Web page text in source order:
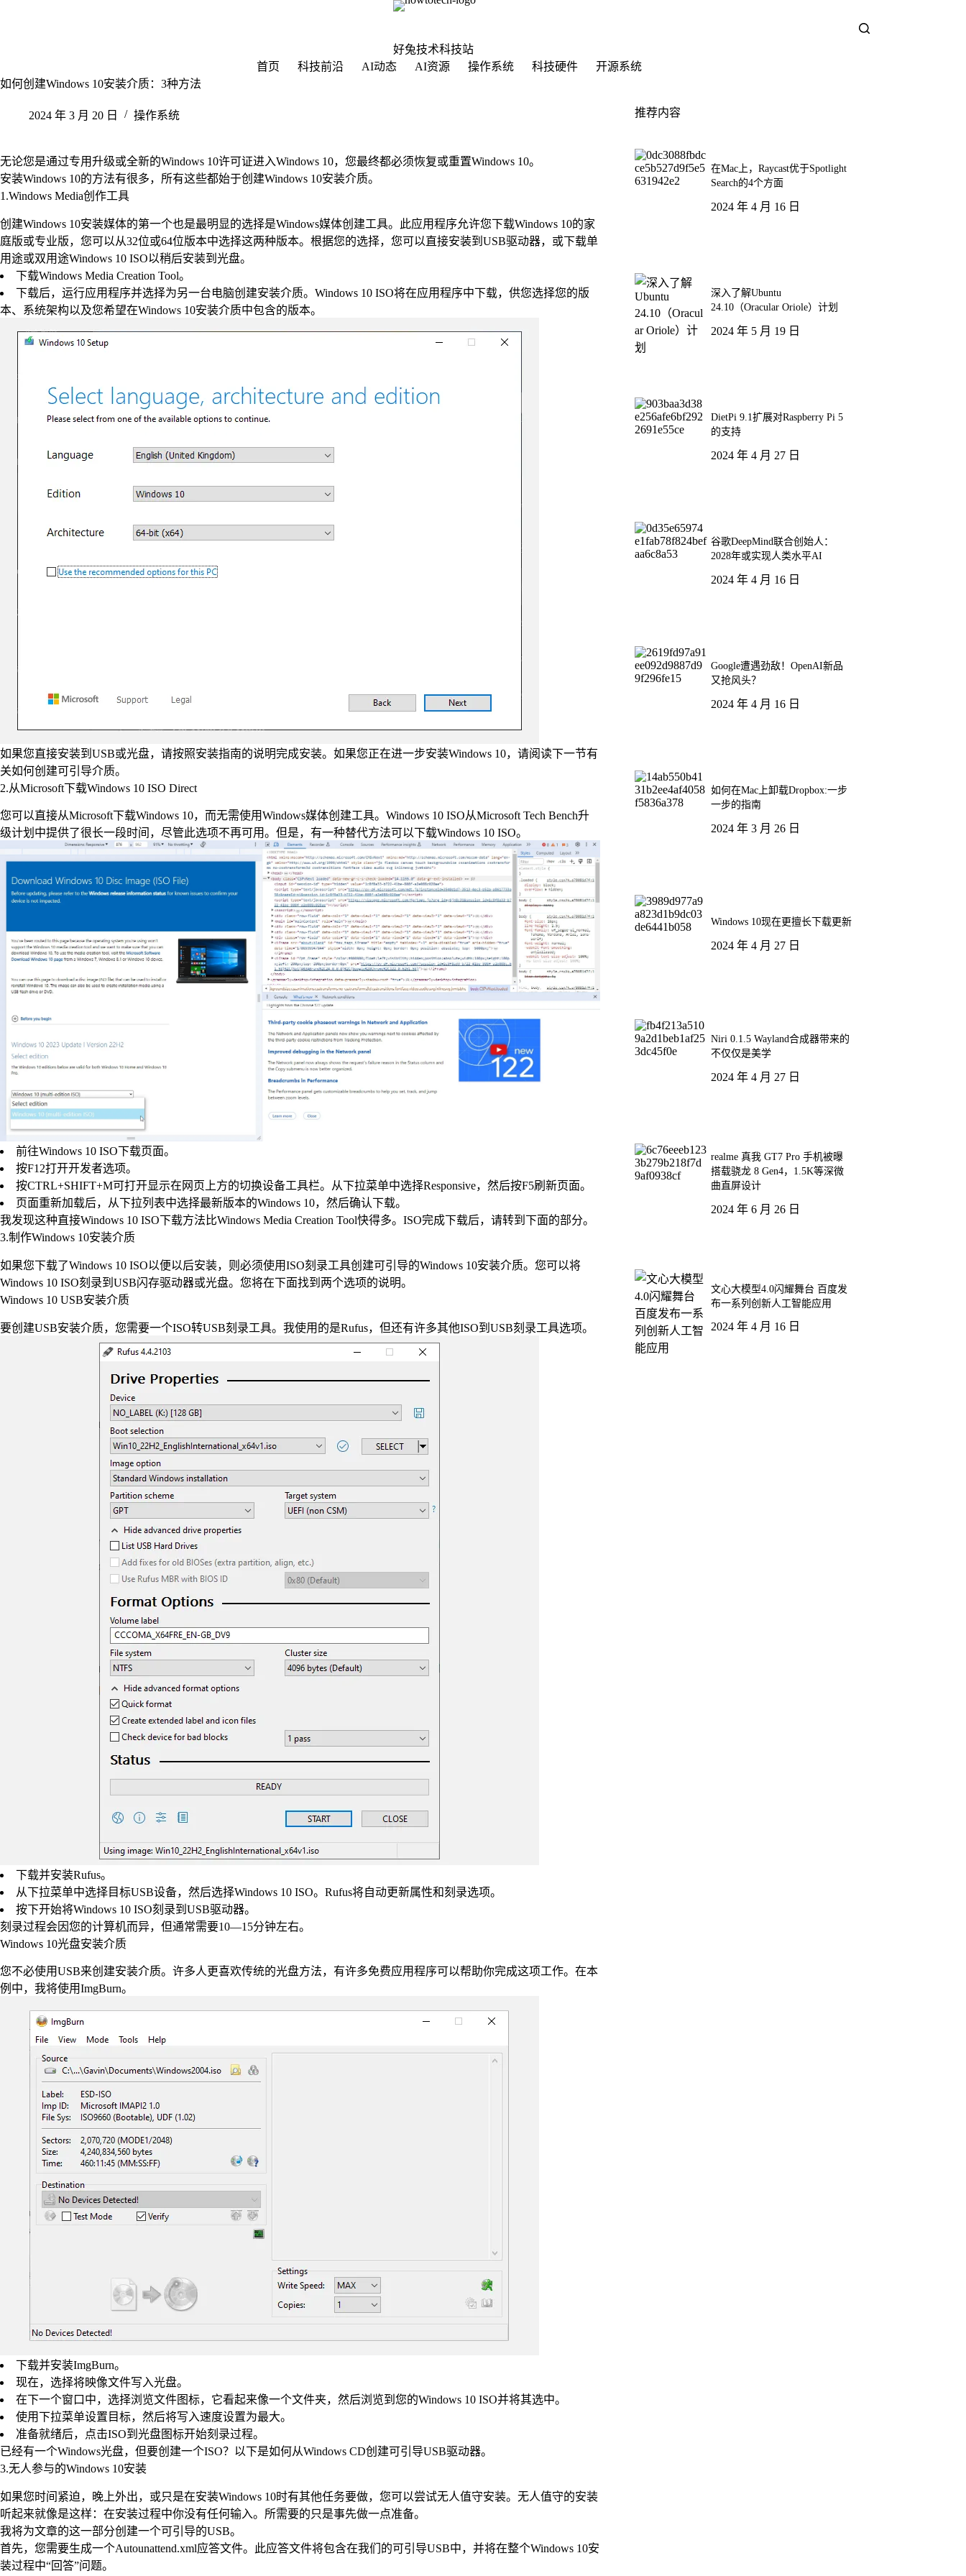
好兔技术科技站
首页
科技前沿 AI动态 AI资源 操作系统 科技硬件
开源系统
如何创建Windows 10安装介质：3种方法
2024 年 3 月 20 日 操作系统
无论您是通过专用升级或全新的Windows 10许可证进入Windows 10，您最终都必须恢复或重置Windows 10。
安装Windows 10的方法有很多，所有这些都始于创建Windows 10安装介质。
1.Windows Media创作工具
创建Windows 10安装媒体的第一个也是最明显的选择是Windows媒体创建工具。此应用程序允许您下载Windows 10的家
庭版或专业版，您可以从32位或64位版本中选择这两种版本。根据您的选择，您可以直接安装到USB驱动器，或下载单
用途或双用途Windows 10 ISO以稍后安装到光盘。
下载Windows Media Creation Tool。
下载后，运行应用程序并选择为另一台电脑创建安装介质。Windows 10 ISO将在应用程序中下载，供您选择您的版
本、系统架构以及您希望在Windows 10安装介质中包含的版本。
如果您直接安装到USB或光盘，请按照安装指南的说明完成安装。如果您正在进一步安装Windows 10，请阅读下一节有
关如何创建可引导介质。
2.从Microsoft下载Windows 10 ISO Direct
您可以直接从Microsoft下载Windows 10，而无需使用Windows媒体创建工具。Windows 10 ISO从Microsoft Tech Bench升
级计划中提供了很长一段时间，尽管此选项不再可用。但是，有一种替代方法可以下载Windows 10 ISO。
前往Windows 10 ISO下载页面。
按F12打开开发者选项。
按CTRL+SHIFT+M可打开显示在网页上方的切换设备工具栏。从下拉菜单中选择Responsive，然后按F5刷新页面。
页面重新加载后，从下拉列表中选择最新版本的Windows 10，然后确认下载。
我发现这种直接Windows 10 ISO下载方法比Windows Media Creation Tool快得多。ISO完成下载后，请转到下面的部分。
3.制作Windows 10安装介质
如果您下载了Windows 10 ISO以便以后安装，则必须使用ISO刻录工具创建可引导的Windows 10安装介质。您可以将
Windows 10 ISO刻录到USB闪存驱动器或光盘。您将在下面找到两个选项的说明。
Windows 10 USB安装介质
要创建USB安装介质，您需要一个ISO转USB刻录工具。我使用的是Rufus，但还有许多其他ISO到USB刻录工具选项。
下载并安装Rufus。
从下拉菜单中选择目标USB设备，然后选择Windows 10 ISO。Rufus将自动更新属性和刻录选项。
按下开始将Windows 10 ISO刻录到USB驱动器。
刻录过程会因您的计算机而异，但通常需要10—15分钟左右。
Windows 10光盘安装介质
您不必使用USB来创建安装介质。许多人更喜欢传统的光盘方法，有许多免费应用程序可以帮助你完成这项工作。在本
例中，我将使用ImgBurn。
下载并安装ImgBurn。
现在，选择将映像文件写入光盘。
在下一个窗口中，选择浏览文件图标，它看起来像一个文件夹，然后浏览到您的Windows 10 ISO并将其选中。
使用下拉菜单设置目标，然后将写入速度设置为最大。
准备就绪后，点击ISO到光盘图标开始刻录过程。
已经有一个Windows光盘，但要创建一个ISO？以下是如何从Windows CD创建可引导USB驱动器。
3.无人参与的Windows 10安装
如果您时间紧迫，晚上外出，或只是在安装Windows 10时有其他任务要做，您可以尝试无人值守安装。无人值守的安装
听起来就像是这样：在安装过程中你没有任何输入。所需要的只是事先做一点准备。
我将为文章的这一部分创建一个可引导的USB。
首先，您需要生成一个Autounattend.xml应答文件。此应答文件将包含在我们的可引导USB中，并将在整个Windows 10安
装过程中“回答”问题。
推荐内容
在Mac上，Raycast优于Spotlight
Search的4个方面
2024 年 4 月 16 日
深入了解Ubuntu
24.10（Oracular Oriole）计划
2024 年 5 月 19 日
DietPi 9.1扩展对Raspberry Pi 5
的支持
2024 年 4 月 27 日
谷歌DeepMind联合创始人：
2028年或实现人类水平AI
2024 年 4 月 16 日
Google遭遇劲敌！OpenAI新品
又抢风头？
2024 年 4 月 16 日
如何在Mac上卸载Dropbox:一步
一步的指南
2024 年 3 月 26 日
Windows 10现在更擅长下载更新
2024 年 4 月 27 日
Niri 0.1.5 Wayland合成器带来的
不仅仅是美学
2024 年 4 月 27 日
realme 真我 GT7 Pro 手机被曝
搭载骁龙 8 Gen4，1.5K等深微
曲直屏设计
2024 年 6 月 26 日
文心大模型4.0闪耀舞台 百度发
布一系列创新人工智能应用
2024 年 4 月 16 日